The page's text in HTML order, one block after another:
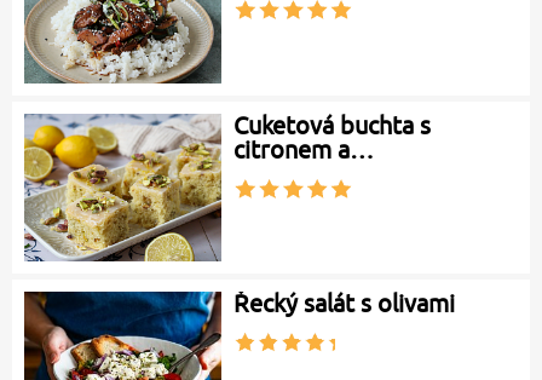
Cuketová buchta s
citronem a…
Řecký salát s olivami